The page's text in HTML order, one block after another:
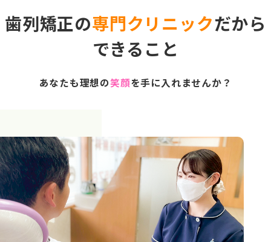
歯列矯正の専門クリニックだから
できること
あなたも理想の笑顔を手に入れませんか？